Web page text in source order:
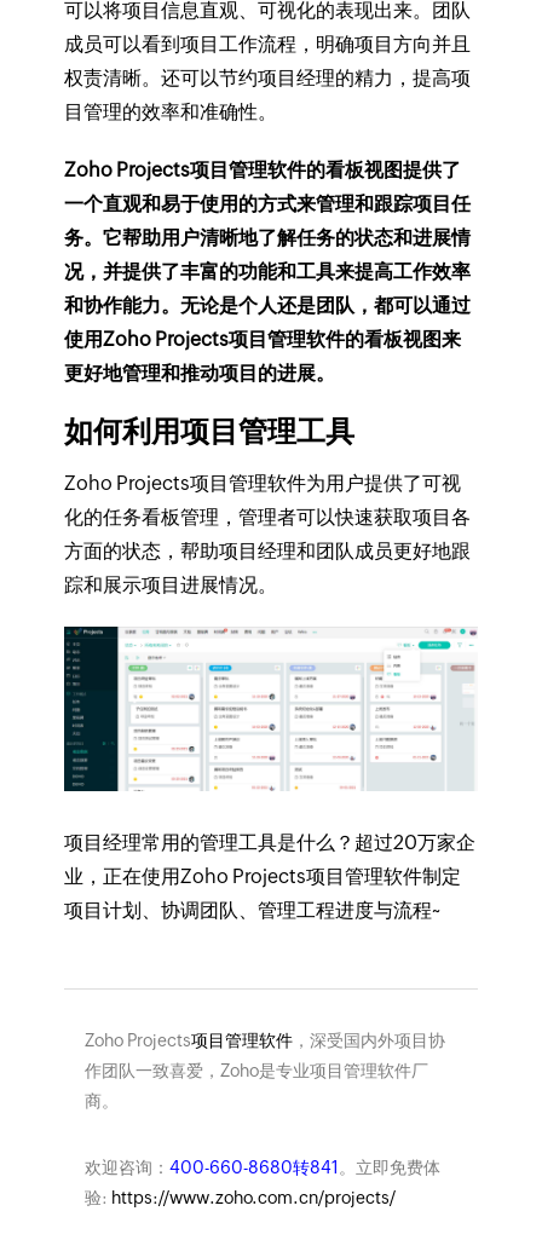
可以将项目信息直观、可视化的表现出来。团队
成员可以看到项目工作流程，明确项目方向并且
权责清晰。还可以节约项目经理的精力，提高项
目管理的效率和准确性。
Zoho Projects项目管理软件的看板视图提供了
一个直观和易于使用的方式来管理和跟踪项目任
务。它帮助用户清晰地了解任务的状态和进展情
况，并提供了丰富的功能和工具来提高工作效率
和协作能力。无论是个人还是团队，都可以通过
使用Zoho Projects项目管理软件的看板视图来
更好地管理和推动项目的进展。
如何利用项目管理工具
Zoho Projects项目管理软件为用户提供了可视
化的任务看板管理，管理者可以快速获取项目各
方面的状态，帮助项目经理和团队成员更好地跟
踪和展示项目进展情况。
项目经理常用的管理工具是什么？超过20万家企
业，正在使用Zoho Projects项目管理软件制定
项目计划、协调团队、管理工程进度与流程~
Zoho Projects项目管理软件，深受国内外项目协
作团队一致喜爱，Zoho是专业项目管理软件厂
商。
欢迎咨询： 400-660-8680转841 。立即免费体
验: https://www.zoho.com.cn/projects/